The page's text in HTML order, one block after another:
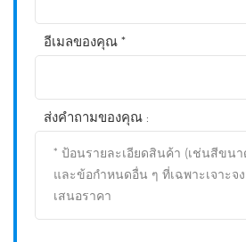
อีเมลของคุณ *
ส่งคำถามของคุณ :